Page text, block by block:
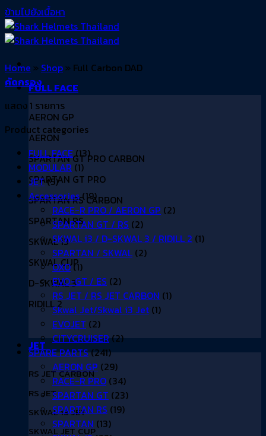
ข้ามไปยังเนื้อหา
FULL FACE
AERON GP
AERON
SPARTAN GT PRO CARBON
SPARTAN GT PRO
SPARTAN RS CARBON
SPARTAN RS
SKWAL i3
SKWAL CUP
D-SKWAL 3
RIDILL 2
JET
RS JET CARBON
RS JET
SKWAL i3 JET
SKWAL JET CUP
Home » Shop» Full Carbon DAD
คัดกรอง
แสดง 1 รายการ
Product categories
FULL FACE(13)
MODULAR (1)
JET(5)
Accessories(19)
RACE-R PRO / AERON GP (2)
SPARTAN GT / RS (2)
SKWAL i3 / D-SKWAL 3 / RIDILL 2 (1)
SPARTAN / SKWAL (2)
OXO (1)
EVO-GT / ES (2)
RS JET / RS JET CARBON (1)
Skwal Jet/Skwal i3 Jet (1)
EVOJET (2)
CITYCRUISER (2)
SPARE PARTS (241)
AERON GP (29)
RACE-R PRO (34)
SPARTAN GT (23)
SPARTAN RS (19)
SPARTAN (13)